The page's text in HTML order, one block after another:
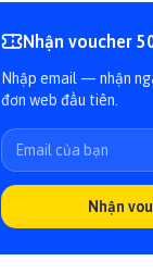
Nhận voucher
Nhập email — nhận
đơn web đầu tiên.
Nhận